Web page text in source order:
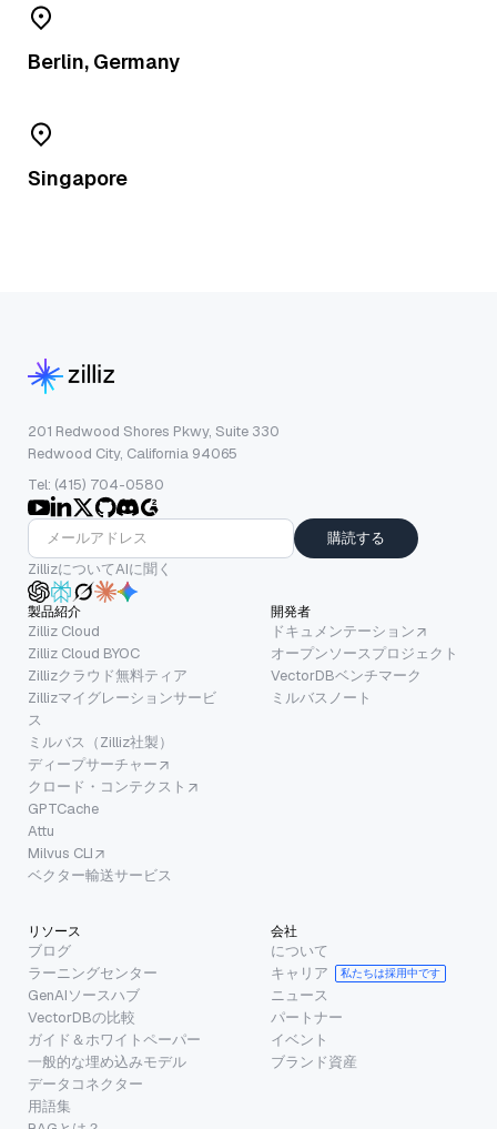
Berlin, Germany
Singapore
201 Redwood Shores Pkwy, Suite 330
Redwood City, California 94065
Tel: (415) 704-0580
購読する
ZillizについてAIに聞く
製品紹介
Zilliz Cloud
Zilliz Cloud BYOC
Zillizクラウド無料ティア
Zillizマイグレーションサービ
ス
ミルバス（Zilliz社製）
ディープサーチャー
クロード・コンテクスト
GPTCache
Attu
Milvus CLI
ベクター輸送サービス
開発者
ドキュメンテーション
オープンソースプロジェクト
VectorDBベンチマーク
ミルバスノート
リソース
ブログ
ラーニングセンター
GenAIソースハブ
VectorDBの比較
ガイド＆ホワイトペーパー
一般的な埋め込みモデル
データコネクター
用語集
会社
について
キャリア
私たちは採用中です
ニュース
パートナー
イベント
ブランド資産